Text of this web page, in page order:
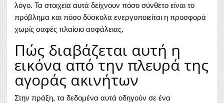
λόγο. Τα στοιχεία αυτά δείχνουν πόσο σύνθετο είναι το
πρόβλημα και πόσο δύσκολα ενεργοποιείται η προσφορά
χωρίς σαφές πλαίσιο ασφάλειας.
Πώς διαβάζεται αυτή η
εικόνα από την πλευρά της
αγοράς ακινήτων
Στην πράξη, τα δεδομένα αυτά οδηγούν σε ένα